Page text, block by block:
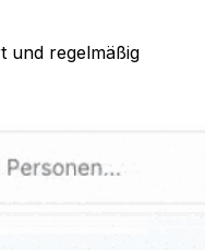
und regelmäßig